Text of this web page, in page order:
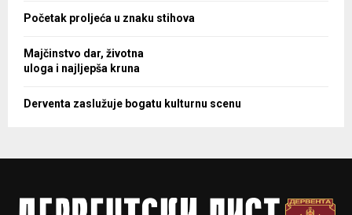
Početak proljeća u znaku stihova
Majčinstvo dar, životna
uloga i najljepša kruna
Derventa zaslužuje bogatu kulturnu scenu